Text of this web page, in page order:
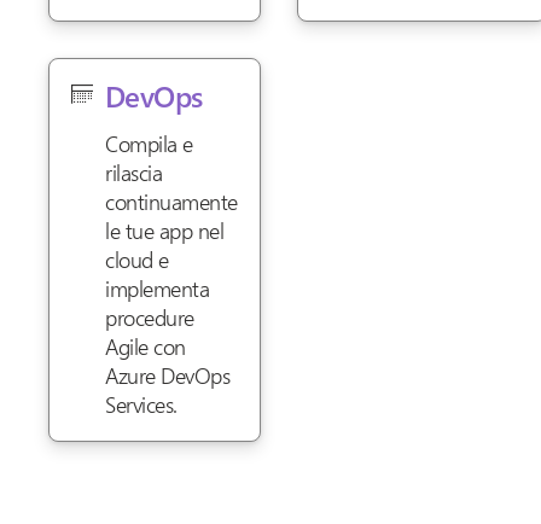
DevOps
Compila e
rilascia
continuamente
le tue app nel
cloud e
implementa
procedure
Agile con
Azure DevOps
Services.